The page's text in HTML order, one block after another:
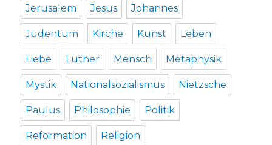
Jerusalem Jesus Johannes
Judentum Kirche Kunst Leben
Liebe Luther Mensch Metaphysik
Mystik Nationalsozialismus Nietzsche
Paulus Philosophie Politik
Reformation Religion